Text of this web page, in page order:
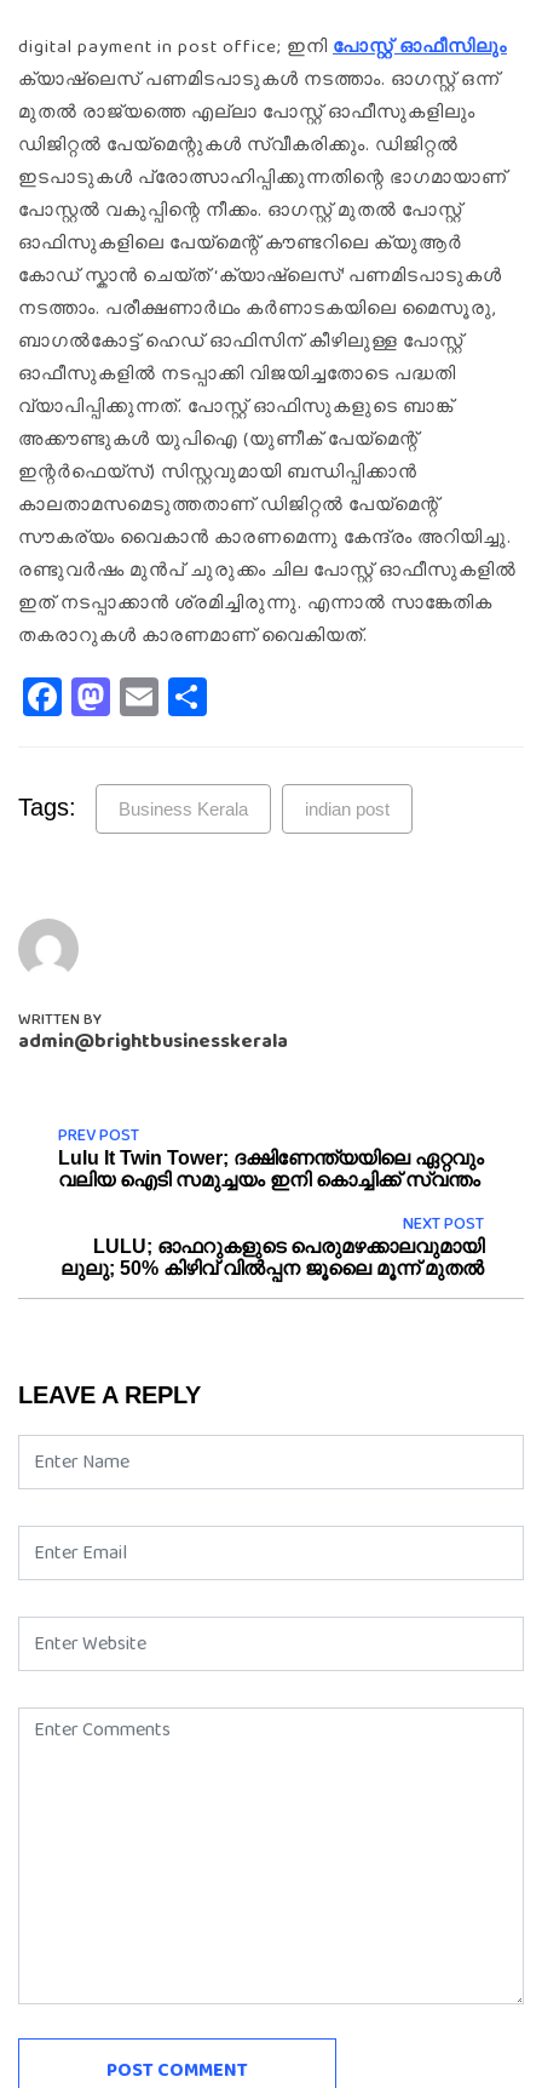
digital payment in post office; ഇനി പോസ്റ്റ് ഓഫീസിലും
ക്യാഷ്‌ലെസ് പണമിടപാടുകൾ നടത്താം. ഓഗസ്റ്റ് ഒന്ന്
മുതൽ രാജ്യത്തെ എല്ലാ പോസ്റ്റ് ഓഫീസുകളിലും
ഡിജിറ്റൽ പേയ്മെന്റുകൾ സ്വീകരിക്കും. ഡിജിറ്റൽ
ഇടപാടുകൾ പ്രോത്സാഹിപ്പിക്കുന്നതിന്റെ ഭാഗമായാണ്
പോസ്റ്റൽ വകുപ്പിന്റെ നീക്കം. ഓഗസ്റ്റ് മുതൽ പോസ്റ്റ്
ഓഫിസുകളിലെ പേയ്മെന്റ് കൗണ്ടറിലെ ക്യുആർ
കോഡ് സ്കാൻ ചെയ്ത് ‘ക്യാഷ്‌ലെസ്’ പണമിടപാടുകൾ
നടത്താം. പരീക്ഷണാർഥം കർണാടകയിലെ മൈസൂരു,
ബാഗൽകോട്ട് ഹെഡ് ഓഫിസിന് കീഴിലുള്ള പോസ്റ്റ്
ഓഫീസുകളിൽ നടപ്പാക്കി വിജയിച്ചതോടെ പദ്ധതി
വ്യാപിപ്പിക്കുന്നത്. പോസ്റ്റ് ഓഫിസുകളുടെ ബാങ്ക്
അക്കൗണ്ടുകൾ യുപിഐ (യുണീക് പേയ്മെന്റ്
ഇന്റർഫെയ്സ്) സിസ്റ്റവുമായി ബന്ധിപ്പിക്കാൻ
കാലതാമസമെടുത്തതാണ് ഡിജിറ്റൽ പേയ്മെന്റ്
സൗകര്യം വൈകാൻ കാരണമെന്നു കേന്ദ്രം അറിയിച്ചു.
രണ്ടുവർഷം മുൻപ് ചുരുക്കം ചില പോസ്റ്റ് ഓഫീസുകളിൽ
ഇത് നടപ്പാക്കാൻ ശ്രമിച്ചിരുന്നു. എന്നാൽ സാങ്കേതിക
തകരാറുകൾ കാരണമാണ് വൈകിയത്.
Facebook
Mastodon
Email
Tags: Business Kerala indian post
WRITTEN BY
admin@brightbusinesskerala
PREV POST
Lulu It Twin Tower; ദക്ഷിണേന്ത്യയിലെ ഏറ്റവും
വലിയ ഐടി സമുച്ചയം ഇനി കൊച്ചിക്ക് സ്വന്തം
NEXT POST
LULU; ഓഫറുകളുടെ പെരുമഴക്കാലവുമായി
ലുലു; 50% കിഴിവ് വിൽപ്പന ജൂലൈ മൂന്ന് മുതൽ
LEAVE A REPLY